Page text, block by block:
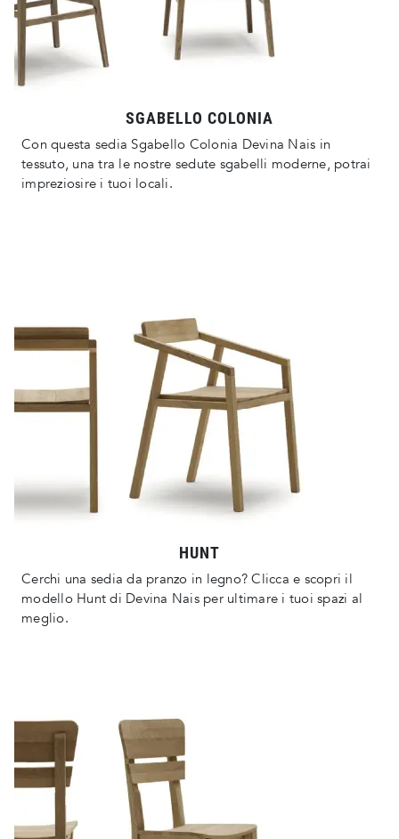
SGABELLO COLONIA
Con questa sedia Sgabello Colonia Devina Nais in
tessuto, una tra le nostre sedute sgabelli moderne, potrai
impreziosire i tuoi locali.
HUNT
Cerchi una sedia da pranzo in legno? Clicca e scopri il
modello Hunt di Devina Nais per ultimare i tuoi spazi al
meglio.